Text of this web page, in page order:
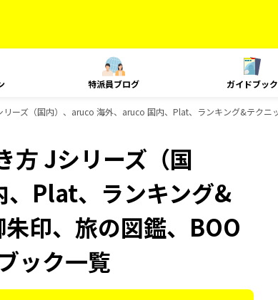
特派員ブログ ガイドブック
ーズ（国内）、aruco 海外、aruco 国内、Plat、ランキング&テクニ
方 Jシリーズ（国
Plat、ランキング&
印、旅の図鑑、BOO
ック一覧